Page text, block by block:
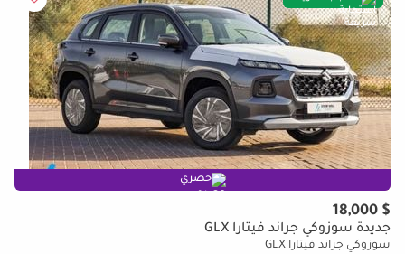
حصري
$ 18,000
جديدة سوزوكي جراند فيتارا GLX
سوزوكي جراند فيتارا GLX